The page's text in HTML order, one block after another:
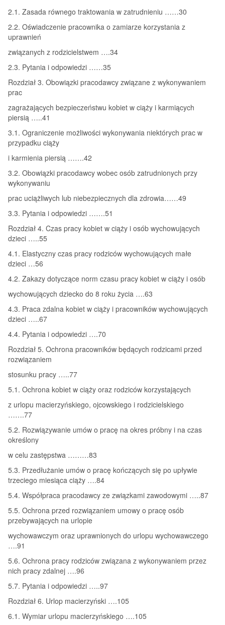
2.1. Zasada równego traktowania w zatrudnieniu ……30
2.2. Oświadczenie pracownika o zamiarze korzystania z
uprawnień
związanych z rodzicielstwem ….34
2.3. Pytania i odpowiedzi ……35
Rozdział 3. Obowiązki pracodawcy związane z wykonywaniem
prac
zagrażających bezpieczeństwu kobiet w ciąży i karmiących
piersią …..41
3.1. Ograniczenie możliwości wykonywania niektórych prac w
przypadku ciąży
i karmienia piersią …….42
3.2. Obowiązki pracodawcy wobec osób zatrudnionych przy
wykonywaniu
prac uciążliwych lub niebezpiecznych dla zdrowia……49
3.3. Pytania i odpowiedzi …….51
Rozdział 4. Czas pracy kobiet w ciąży i osób wychowujących
dzieci …..55
4.1. Elastyczny czas pracy rodziców wychowujących małe
dzieci …56
4.2. Zakazy dotyczące norm czasu pracy kobiet w ciąży i osób
wychowujących dziecko do 8 roku życia ….63
4.3. Praca zdalna kobiet w ciąży i pracowników wychowujących
dzieci …..67
4.4. Pytania i odpowiedzi ….70
Rozdział 5. Ochrona pracowników będących rodzicami przed
rozwiązaniem
stosunku pracy …..77
5.1. Ochrona kobiet w ciąży oraz rodziców korzystających
z urlopu macierzyńskiego, ojcowskiego i rodzicielskiego
…….77
5.2. Rozwiązywanie umów o pracę na okres próbny i na czas
określony
w celu zastępstwa ………83
5.3. Przedłużanie umów o pracę kończących się po upływie
trzeciego miesiąca ciąży ….84
5.4. Współpraca pracodawcy ze związkami zawodowymi …..87
5.5. Ochrona przed rozwiązaniem umowy o pracę osób
przebywających na urlopie
wychowawczym oraz uprawnionych do urlopu wychowawczego
….91
5.6. Ochrona pracy rodziców związana z wykonywaniem przez
nich pracy zdalnej ….96
5.7. Pytania i odpowiedzi …..97
Rozdział 6. Urlop macierzyński ….105
6.1. Wymiar urlopu macierzyńskiego ….105